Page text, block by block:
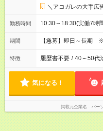
＼アコガレの大手広
勤務時間 10:30～18:30(実働7
期間 【急募】即日～長期
特徴 履歴書不要 / 40～50代
気になる！
掲載元企業名 パー